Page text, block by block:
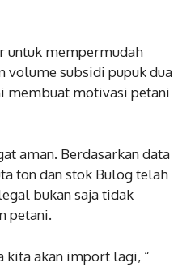
untuk mempermudah
volume subsidi pupuk dua
membuat motivasi petani
aman. Berdasarkan data
ton dan stok Bulog telah
bukan saja tidak
petani.
kita akan import lagi, “